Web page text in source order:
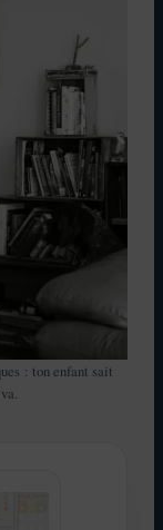
: ton enfant sait